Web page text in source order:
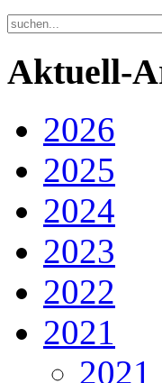
Aktuell-
2026
2025
2024
2023
2022
2021
2021